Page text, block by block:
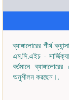
ব্যাঙ্গালোরের শীর্ষ
এম.সি.এইচ -
বর্তমানে
অনুশীলন করছেন।.